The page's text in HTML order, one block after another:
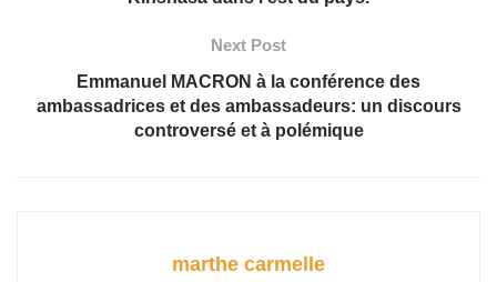
Next Post
Emmanuel MACRON à la conférence des
ambassadrices et des ambassadeurs: un discours
controversé et à polémique
marthe carmelle